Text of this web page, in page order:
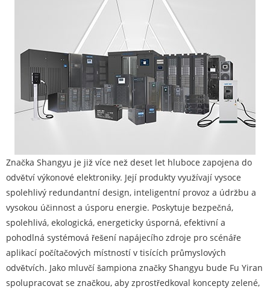
Značka Shangyu je již více než deset let hluboce zapojena do
odvětví výkonové elektroniky. Její produkty využívají vysoce
spolehlivý redundantní design, inteligentní provoz a údržbu a
vysokou účinnost a úsporu energie. Poskytuje bezpečná,
spolehlivá, ekologická, energeticky úsporná, efektivní a
pohodlná systémová řešení napájecího zdroje pro scénáře
aplikací počítačových místností v tisících průmyslových
odvětvích. Jako mluvčí šampiona značky Shangyu bude Fu Yiran
spolupracovat se značkou, aby zprostředkoval koncepty zelené,